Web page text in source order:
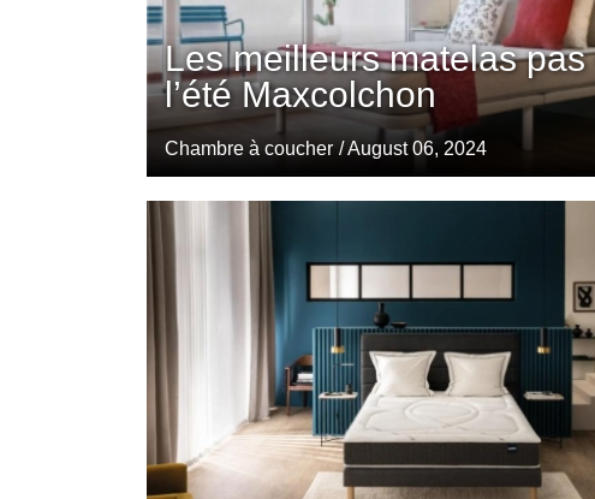
Les meilleurs matelas
l’été Maxcolchon
Chambre à coucher / August 06, 2024